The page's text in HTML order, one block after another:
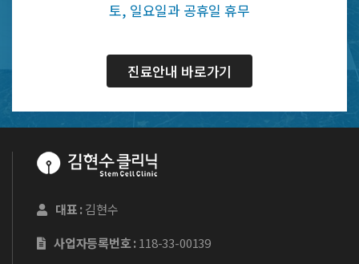
토, 일요일과 공휴일 휴무
진료안내 바로가기
대표 :김현수
사업자등록번호 :118-33-00139